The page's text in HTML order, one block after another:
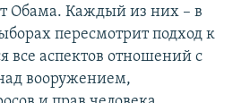
Обама. Каждый из них – в
пересмотрит подход к
все аспектов отношений с
вооружением,